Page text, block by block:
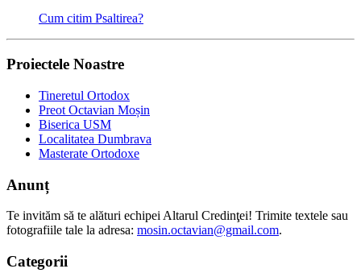
Cum citim Psaltirea?
Proiectele Noastre
Tineretul Ortodox
Preot Octavian Moșin
Biserica USM
Localitatea Dumbrava
Masterate Ortodoxe
Anunț
Te invităm să te alături echipei Altarul Credinţei! Trimite textele sau
fotografiile tale la adresa: mosin.octavian@gmail.com.
Categorii